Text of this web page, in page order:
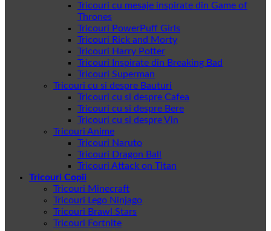
Tricouri cu mesaje inspirate din Game of
Thrones
Tricouri PowerPuff Girls
Tricouri Rick and Morty
Tricouri Harry Potter
Tricouri Inspirate din Breaking Bad
Tricouri Superman
Tricouri cu si despre Bauturi
Tricouri cu si despre Cafea
Tricouri cu si despre Bere
Tricouri cu si despre Vin
Tricouri Anime
Tricouri Naruto
Tricouri Dragon Ball
Tricouri Attack on Titan
Tricouri Copii
Tricouri Minecraft
Tricouri Lego Ninjago
Tricouri Brawl Stars
Tricouri Fortnite